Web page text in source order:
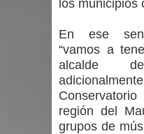
los municipios
En ese
“vamos a
alcalde
región del
grupos de